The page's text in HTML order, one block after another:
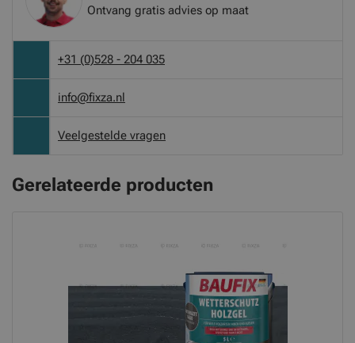
Ontvang gratis advies op maat
+31 (0)528 - 204 035
info@fixza.nl
Veelgestelde vragen
Gerelateerde producten